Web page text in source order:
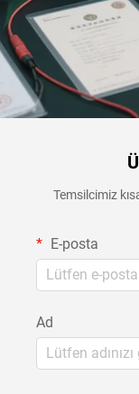
Temsilcimiz
E-posta
Ad